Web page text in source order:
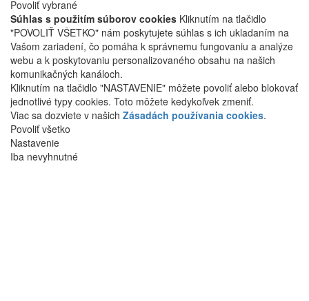
Povoliť vybrané
Súhlas s použitím súborov cookies Kliknutím na tlačidlo
"POVOLIŤ VŠETKO" nám poskytujete súhlas s ich ukladaním na
Vašom zariadení, čo pomáha k správnemu fungovaniu a analýze
webu a k poskytovaniu personalizovaného obsahu na našich
komunikačných kanáloch.
Kliknutím na tlačidlo "NASTAVENIE" môžete povoliť alebo blokovať
jednotlivé typy cookies. Toto môžete kedykoľvek zmeniť.
Viac sa dozviete v našich Zásadách používania cookies.
Povoliť všetko
Nastavenie
Iba nevyhnutné